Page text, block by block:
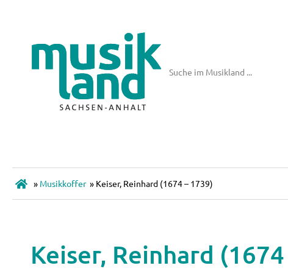
» Musikkoffer » Keiser, Reinhard (1674 – 1739)
Keiser, Reinhard